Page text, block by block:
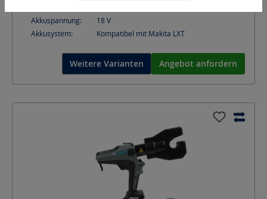
Akkuspannung:
18V
Akkusystem:
Kompatibel mit Makita LXT
Weitere Varianten Angebot anfordern